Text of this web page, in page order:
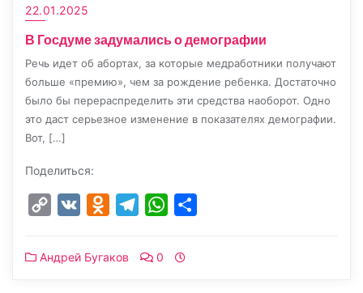
22.01.2025
В Госдуме задумались о демографии
Речь идет об абортах, за которые медработники получают
больше «премию», чем за рождение ребенка. Достаточно
было бы перераспределить эти средства наоборот. Одно
это даст серьезное изменение в показателях демографии.
Вот, […]
Поделиться:
Copy
VK Odnoklassniki
TelegramWhatsApp
Андрей Бугаков 0